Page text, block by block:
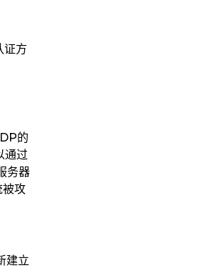
证方
的
通过
务器
被攻
建立